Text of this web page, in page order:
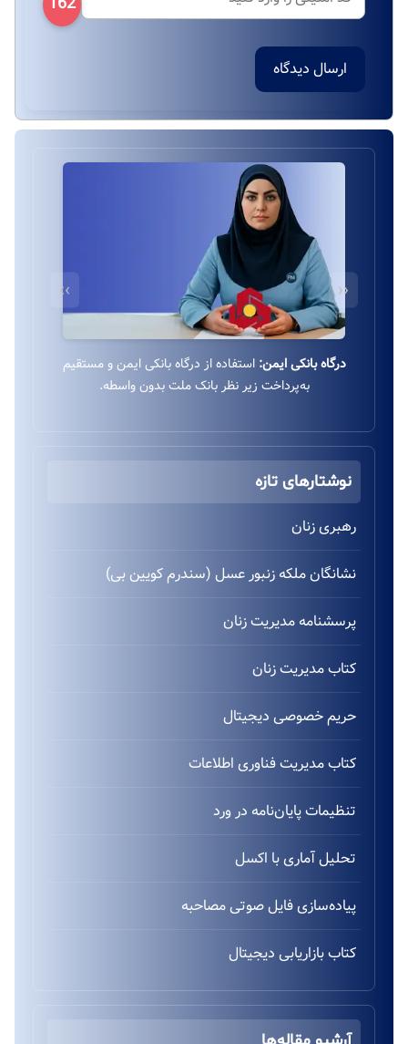
ارسال دیدگاه
درگاه بانکی ایمن: استفاده از درگاه بانکی ایمن و مستقیم
به‌پرداخت زیر نظر بانک ملت بدون واسطه.
‹‹
››
نوشتارهای تازه
رهبری زنان
نشانگان ملکه زنبور عسل (سندرم کویین بی)
پرسشنامه مدیریت زنان
کتاب مدیریت زنان
حریم خصوصی دیجیتال
کتاب مدیریت فناوری اطلاعات
تنظیمات پایان‌نامه در ورد
تحلیل آماری با اکسل
پیاده‌سازی فایل صوتی مصاحبه
کتاب بازاریابی دیجیتال